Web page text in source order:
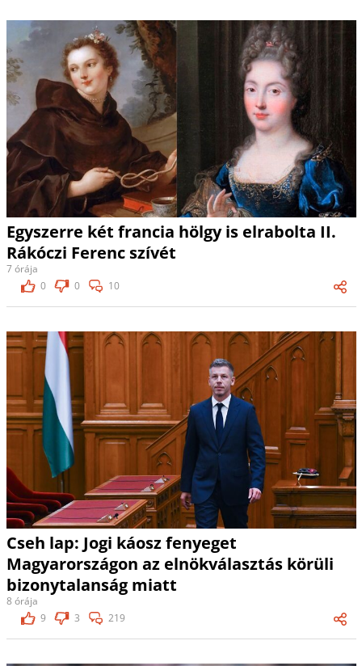
Egyszerre két francia hölgy is elrabolta II.
Rákóczi Ferenc szívét
7 órája
0
0 10
Cseh lap: Jogi káosz fenyeget
Magyarországon az elnökválasztás körüli
bizonytalanság miatt
8 órája
9
3 219